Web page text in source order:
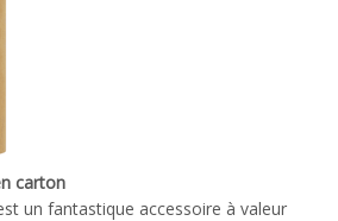
carton
un fantastique accessoire à valeur